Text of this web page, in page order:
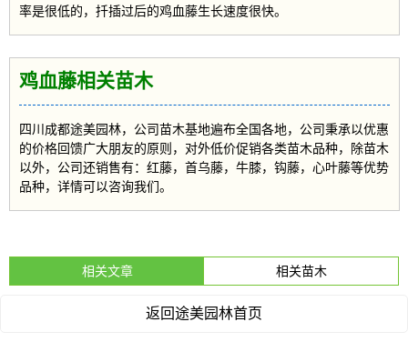
率是很低的，扦插过后的鸡血藤生长速度很快。
鸡血藤相关苗木
四川成都途美园林，公司苗木基地遍布全国各地，公司秉承以优惠
的价格回馈广大朋友的原则，对外低价促销各类苗木品种，除苗木
以外，公司还销售有：红藤，首乌藤，牛膝，钩藤，心叶藤等优势
品种，详情可以咨询我们。
相关文章 相关苗木
返回途美园林首页